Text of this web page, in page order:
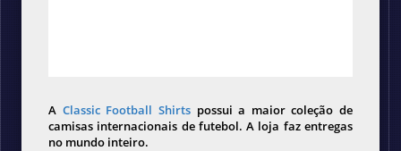
A Classic Football Shirts possui a maior coleção de
camisas internacionais de futebol. A loja faz entregas
no mundo inteiro.